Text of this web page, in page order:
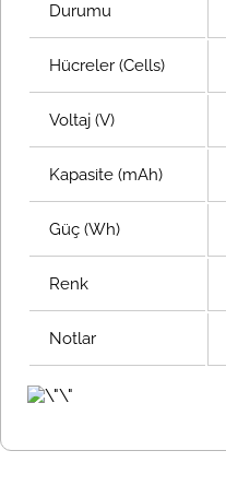
Durumu
Hücreler (Cells)
Voltaj (V)
Kapasite (mAh)
Güç (Wh)
Renk
Notlar